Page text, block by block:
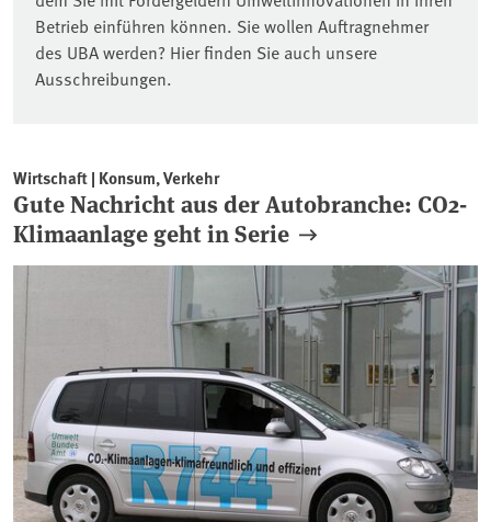
Betrieb einführen können. Sie wollen Auftragnehmer
des UBA werden? Hier finden Sie auch unsere
Ausschreibungen.
Wirtschaft | Konsum, Verkehr
Gute Nachricht aus der Autobranche: CO2-
Klimaanlage geht in Serie